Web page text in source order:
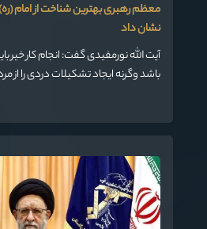
معظم رهبری بهترین شناخت از امام
نشان داد
آیت الله نورمفیدی گفت: انجام کار خیر
باشد وگرنه ایجاد تشکیلات دردی را از